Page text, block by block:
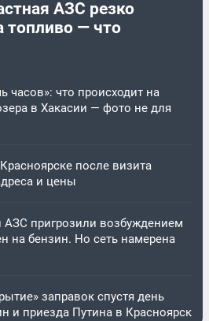
АЗС резко
топливо — что
часов»: что происходит на
в Хакасии — фото не для
после визита
и цены
АЗС пригрозили возбуждением
на бензин. Но сеть намерена
заправок спустя день
и приезда Путина в Красноярск